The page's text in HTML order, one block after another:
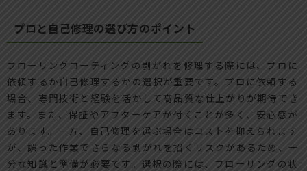
プロと自己修理の選び方のポイント
フローリングコーティングの剥がれを修理する際には、プロに
依頼するか自己修理するかの選択が重要です。プロに依頼する
場合、専門技術と経験を活かして高品質な仕上がりが期待でき
ます。また、保証やアフターケアが付くことが多く、安心感が
あります。一方、自己修理を選ぶ場合はコストを抑えられます
が、誤った作業でさらなる剥がれを招くリスクがあるため、十
分な知識と準備が必要です。選択の際には、フローリングの状